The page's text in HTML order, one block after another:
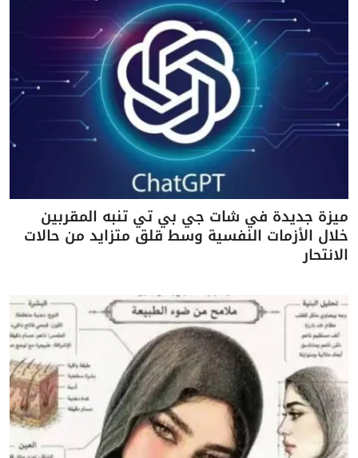
ميزة جديدة في شات جي بي تي تنبه المقربين
خلال الأزمات النفسية وسط قلق متزايد من حالات
الانتحار